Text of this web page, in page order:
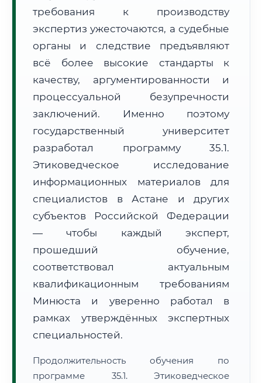
Формат учебы:
Дистанционно
🗺️ Зона обслуживания: г. Астана
Расчет логистики оригиналов:
• Маршрут транзита:
• Экспресс-доставка СДЭК / Почтой: 1–2 рабочих дня
📜 Документы и аккредитация ФИС ФРДО
Нажмите на документ для увеличения и просмотра
требования к производству
экспертиз ужесточаются, а судебные
органы и следствие предъявляют
всё более высокие стандарты к
качеству, аргументированности и
процессуальной безупречности
заключений. Именно поэтому
государственный университет
разработал программу 35.1.
Этиковедческое исследование
информационных материалов для
специалистов в Астане и других
субъектов Российской Федерации
— чтобы каждый эксперт,
прошедший обучение,
соответствовал актуальным
квалификационным требованиям
Минюста и уверенно работал в
рамках утверждённых экспертных
специальностей.
Продолжительность обучения по
программе 35.1. Этиковедческое